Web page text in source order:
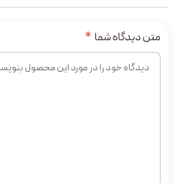
متن دیدگاه شما *